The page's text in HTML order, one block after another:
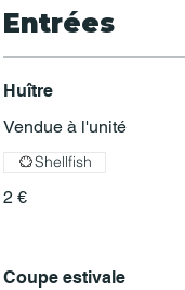
Entrées
Huître
Vendue à l'unité
2 €
Shellfish
Coupe estivale